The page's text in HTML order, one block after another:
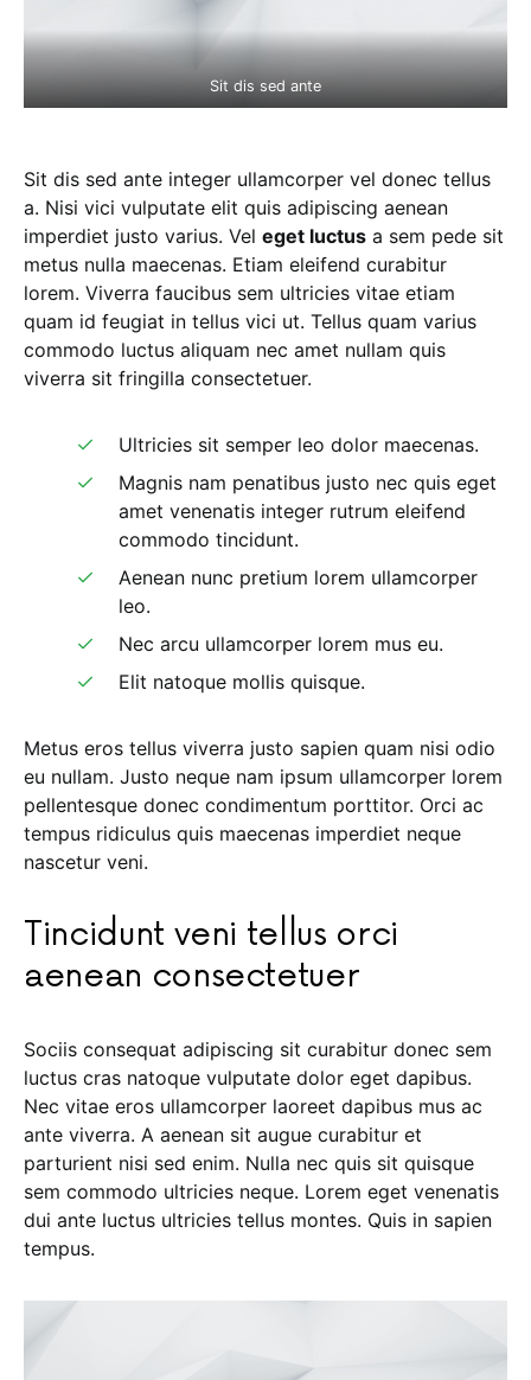
Sit dis sed ante
Sit dis sed ante integer ullamcorper vel donec tellus
a. Nisi vici vulputate elit quis adipiscing aenean
imperdiet justo varius. Vel eget luctus a sem pede sit
metus nulla maecenas. Etiam eleifend curabitur
lorem. Viverra faucibus sem ultricies vitae etiam
quam id feugiat in tellus vici ut. Tellus quam varius
commodo luctus aliquam nec amet nullam quis
viverra sit fringilla consectetuer.
Ultricies sit semper leo dolor maecenas.
Magnis nam penatibus justo nec quis eget
amet venenatis integer rutrum eleifend
commodo tincidunt.
Aenean nunc pretium lorem ullamcorper
leo.
Nec arcu ullamcorper lorem mus eu.
Elit natoque mollis quisque.
Metus eros tellus viverra justo sapien quam nisi odio
eu nullam. Justo neque nam ipsum ullamcorper lorem
pellentesque donec condimentum porttitor. Orci ac
tempus ridiculus quis maecenas imperdiet neque
nascetur veni.
Tincidunt veni tellus orci
aenean consectetuer
Sociis consequat adipiscing sit curabitur donec sem
luctus cras natoque vulputate dolor eget dapibus.
Nec vitae eros ullamcorper laoreet dapibus mus ac
ante viverra. A aenean sit augue curabitur et
parturient nisi sed enim. Nulla nec quis sit quisque
sem commodo ultricies neque. Lorem eget venenatis
dui ante luctus ultricies tellus montes. Quis in sapien
tempus.